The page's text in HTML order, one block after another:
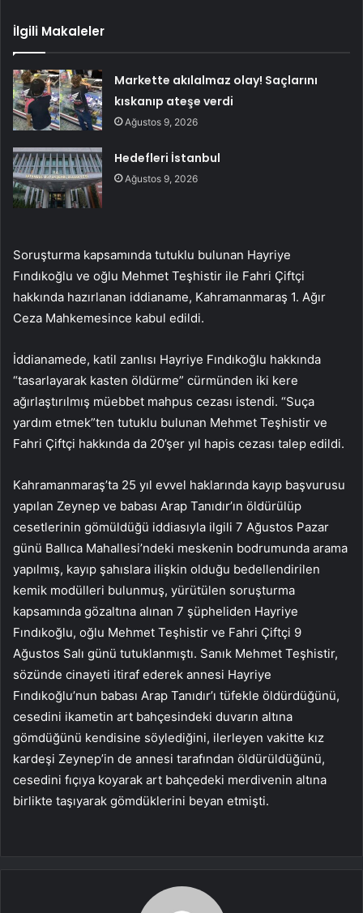
İlgili Makaleler
Markette akılalmaz olay! Saçlarını
kıskanıp ateşe verdi
Ağustos 9, 2026
Hedefleri İstanbul
Ağustos 9, 2026
Soruşturma kapsamında tutuklu bulunan Hayriye
Fındıkoğlu ve oğlu Mehmet Teşhistir ile Fahri Çiftçi
hakkında hazırlanan iddianame, Kahramanmaraş 1. Ağır
Ceza Mahkemesince kabul edildi.
İddianamede, katil zanlısı Hayriye Fındıkoğlu hakkında
“tasarlayarak kasten öldürme” cürmünden iki kere
ağırlaştırılmış müebbet mahpus cezası istendi. “Suça
yardım etmek”ten tutuklu bulunan Mehmet Teşhistir ve
Fahri Çiftçi hakkında da 20’şer yıl hapis cezası talep edildi.
Kahramanmaraş’ta 25 yıl evvel haklarında kayıp başvurusu
yapılan Zeynep ve babası Arap Tanıdır’ın öldürülüp
cesetlerinin gömüldüğü iddiasıyla ilgili 7 Ağustos Pazar
günü Ballıca Mahallesi’ndeki meskenin bodrumunda arama
yapılmış, kayıp şahıslara ilişkin olduğu bedellendirilen
kemik modülleri bulunmuş, yürütülen soruşturma
kapsamında gözaltına alınan 7 şüpheliden Hayriye
Fındıkoğlu, oğlu Mehmet Teşhistir ve Fahri Çiftçi 9
Ağustos Salı günü tutuklanmıştı. Sanık Mehmet Teşhistir,
sözünde cinayeti itiraf ederek annesi Hayriye
Fındıkoğlu’nun babası Arap Tanıdır’ı tüfekle öldürdüğünü,
cesedini ikametin art bahçesindeki duvarın altına
gömdüğünü kendisine söylediğini, ilerleyen vakitte kız
kardeşi Zeynep’in de annesi tarafından öldürüldüğünü,
cesedini fıçıya koyarak art bahçedeki merdivenin altına
birlikte taşıyarak gömdüklerini beyan etmişti.